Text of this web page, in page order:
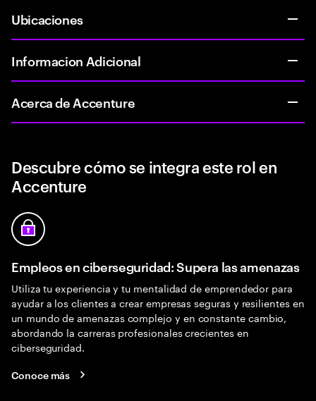
Ubicaciones
Informacion Adicional
Acerca de Accenture
Descubre cómo se integra este rol en
Accenture
Empleos en ciberseguridad: Supera las amenazas
Utiliza tu experiencia y tu mentalidad de emprendedor para
ayudar a los clientes a crear empresas seguras y resilientes en
un mundo de amenazas complejo y en constante cambio,
abordando la carreras profesionales crecientes en
ciberseguridad.
Conoce más